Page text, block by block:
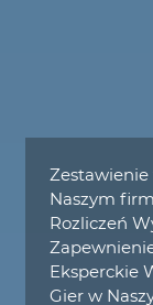
Naszym
Rozliczeń
Eksperckie
Gier w